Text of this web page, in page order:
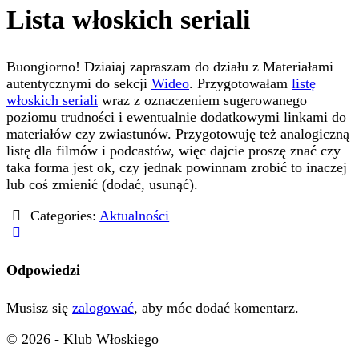
Lista włoskich seriali
Buongiorno! Dziaiaj zapraszam do działu z Materiałami
autentycznymi do sekcji Wideo. Przygotowałam listę
włoskich seriali wraz z oznaczeniem sugerowanego
poziomu trudności i ewentualnie dodatkowymi linkami do
materiałów czy zwiastunów. Przygotowuję też analogiczną
listę dla filmów i podcastów, więc dajcie proszę znać czy
taka forma jest ok, czy jednak powinnam zrobić to inaczej
lub coś zmienić (dodać, usunąć).
Categories:Aktualności
Odpowiedzi
Musisz się zalogować, aby móc dodać komentarz.
© 2026 - Klub Włoskiego